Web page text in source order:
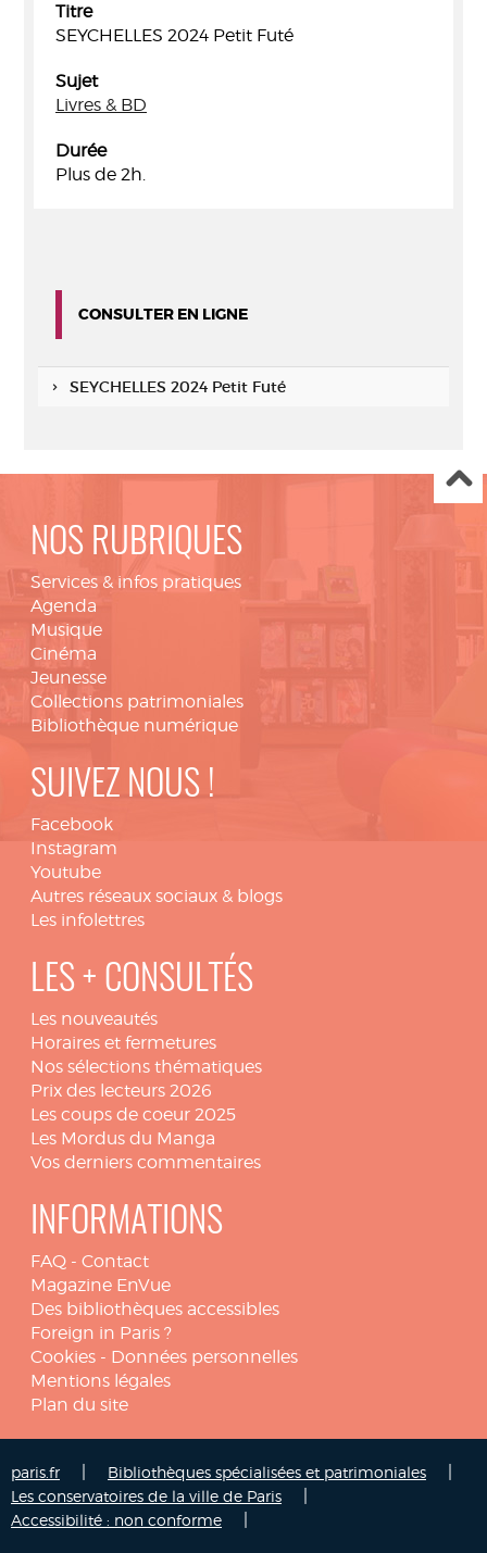
Titre
SEYCHELLES 2024 Petit Futé
Sujet
Livres & BD
Durée
Plus de 2h.
CONSULTER EN LIGNE
SEYCHELLES 2024 Petit Futé
NOS RUBRIQUES
Services & infos pratiques
Agenda
Musique
Cinéma
Jeunesse
Collections patrimoniales
Bibliothèque numérique
SUIVEZ NOUS !
Facebook
Instagram
Youtube
Autres réseaux sociaux & blogs
Les infolettres
LES + CONSULTÉS
Les nouveautés
Horaires et fermetures
Nos sélections thématiques
Prix des lecteurs 2026
Les coups de coeur 2025
Les Mordus du Manga
Vos derniers commentaires
INFORMATIONS
FAQ - Contact
Magazine EnVue
Des bibliothèques accessibles
Foreign in Paris ?
Cookies - Données personnelles
Mentions légales
Plan du site
paris.fr Bibliothèques spécialisées et patrimoniales
Les conservatoires de la ville de Paris
Accessibilité : non conforme